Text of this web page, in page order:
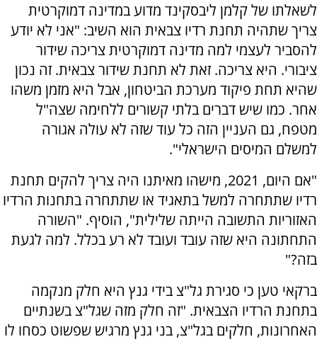
לשאלתו של קלמן ליבסקינד מדוע במדינה דמוקרטית
צריך שתהיה תחנת רדיו צבאית הוא השיב: "אני לא יודע
להסביר לעצמי למה מדינה דמוקרטית צריכה שידור
ציבורי. היא צריכה. זאת לא תחנת שידור צבאית. זה נכון
שהיא תחת פיקוד מערכת הביטחון, אבל היא מזמן משהו
אחר. כמו שיש דברים בלתי קשורים ללחימה שצה"ל
מטפח, גם העניין הזה כל עוד שזה לא עולה אגורה
למשלם המיסים הישראלי".
"אם היום, 2021, מישהו מאיתנו היה צריך להקים תחנת
רדיו שתתחרה למשל בתאגיד או שתתחרה בתחנות הרדיו
האזוריות התשובה הייתה שלילית", הוסיף. "השורה
התחתונה היא שזה עובד ועובד לא רע בכלל. למה לגעת
בזה?"
ברקאי טען כי סגירת גל"צ בידי גנץ היא חלק מנקמה
בתחנת הרדיו הצבאית. "זה חלק מזה שגל"צ בשנתיים
האחרונות, חלקים בגל"צ, בני גנץ מרגיש שפשוט כסחו לו